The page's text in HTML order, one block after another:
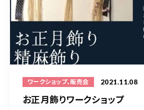
ワークショップ、販売会 2021.11.08
お正月飾りワークショップ